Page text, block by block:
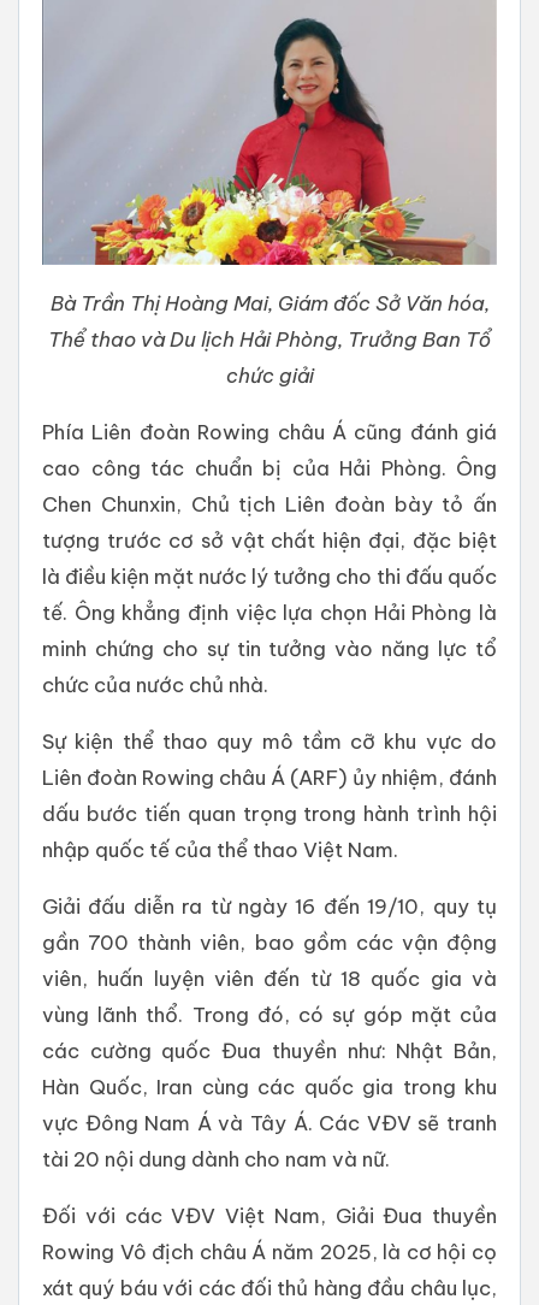
Bà Trần Thị Hoàng Mai, Giám đốc Sở Văn hóa,
Thể thao và Du lịch Hải Phòng, Trưởng Ban Tổ
chức giải
Phía Liên đoàn Rowing châu Á cũng đánh giá
cao công tác chuẩn bị của Hải Phòng. Ông
Chen Chunxin, Chủ tịch Liên đoàn bày tỏ ấn
tượng trước cơ sở vật chất hiện đại, đặc biệt
là điều kiện mặt nước lý tưởng cho thi đấu quốc
tế. Ông khẳng định việc lựa chọn Hải Phòng là
minh chứng cho sự tin tưởng vào năng lực tổ
chức của nước chủ nhà.
Sự kiện thể thao quy mô tầm cỡ khu vực do
Liên đoàn Rowing châu Á (ARF) ủy nhiệm, đánh
dấu bước tiến quan trọng trong hành trình hội
nhập quốc tế của thể thao Việt Nam.
Giải đấu diễn ra từ ngày 16 đến 19/10, quy tụ
gần 700 thành viên, bao gồm các vận động
viên, huấn luyện viên đến từ 18 quốc gia và
vùng lãnh thổ. Trong đó, có sự góp mặt của
các cường quốc Đua thuyền như: Nhật Bản,
Hàn Quốc, Iran cùng các quốc gia trong khu
vực Đông Nam Á và Tây Á. Các VĐV sẽ tranh
tài 20 nội dung dành cho nam và nữ.
Đối với các VĐV Việt Nam, Giải Đua thuyền
Rowing Vô địch châu Á năm 2025, là cơ hội cọ
xát quý báu với các đối thủ hàng đầu châu lục,